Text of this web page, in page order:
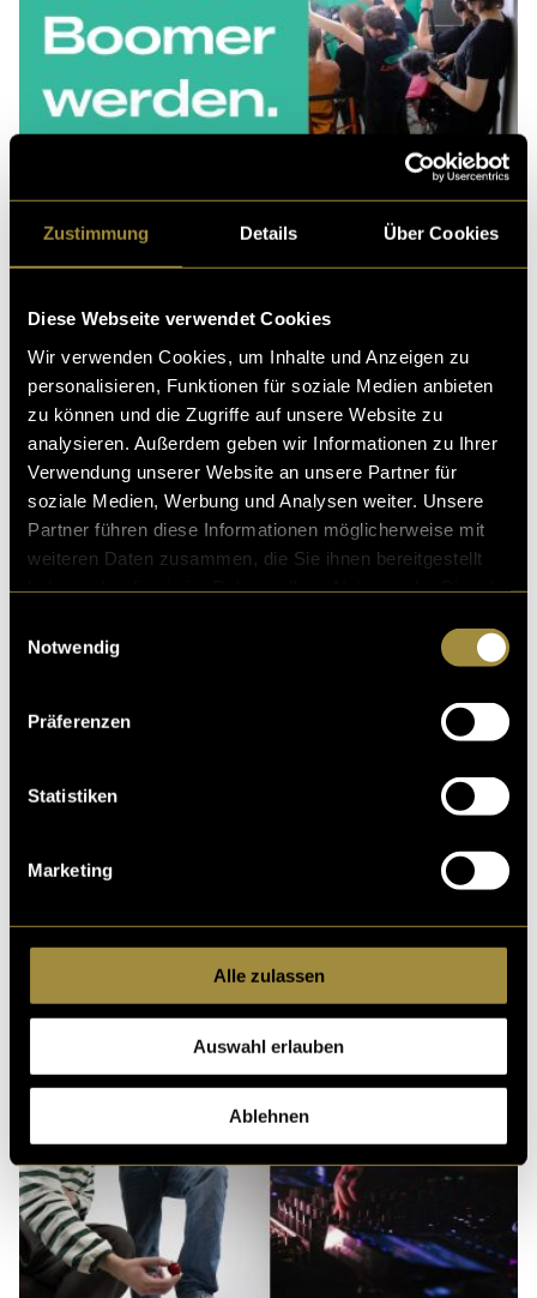
Zustimmung Details Über Cookies
Diese Webseite verwendet Cookies
Wir verwenden Cookies, um Inhalte und Anzeigen zu
personalisieren, Funktionen für soziale Medien anbieten
zu können und die Zugriffe auf unsere Website zu
analysieren. Außerdem geben wir Informationen zu Ihrer
Verwendung unserer Website an unsere Partner für
soziale Medien, Werbung und Analysen weiter. Unsere
Partner führen diese Informationen möglicherweise mit
weiteren Daten zusammen, die Sie ihnen bereitgestellt
Notwendig
Präferenzen
Statistiken
Marketing
Alle zulassen
Auswahl erlauben
Ablehnen